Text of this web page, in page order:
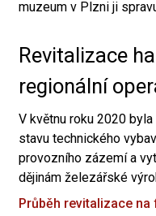
muzeum v Plzni ji
Revitalizace
regionální
V květnu roku 2020
stavu technického
provozního zázemí a
dějinám železářské
Průběh revitalizace na